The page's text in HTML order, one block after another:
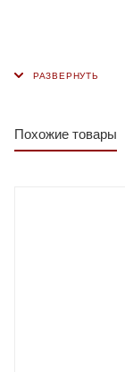
Похожие товары